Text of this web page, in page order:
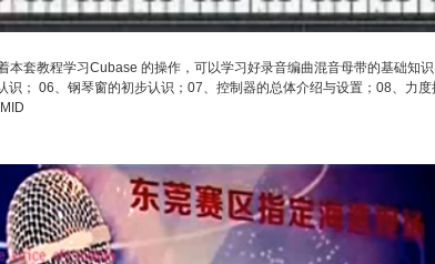
套教程学习Cubase 的操作，可以学习好录音编曲混音母带的基础
； 06、钢琴窗的初步认识；07、控制器的总体介绍与设置；08、力